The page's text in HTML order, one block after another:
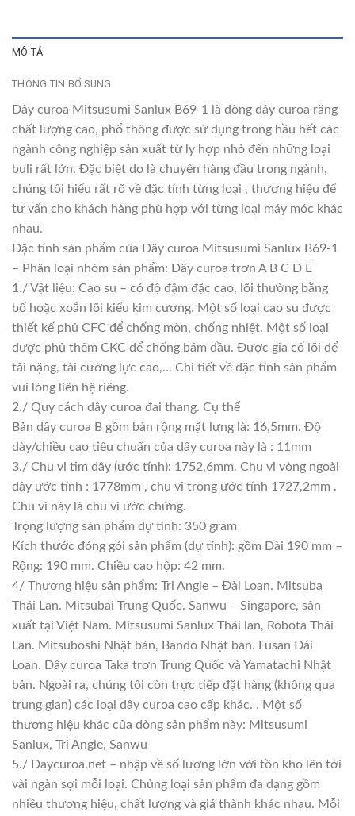
MÔ TẢ
THÔNG TIN BỔ SUNG
Dây curoa Mitsusumi Sanlux B69-1 là dòng dây curoa răng
chất lượng cao, phổ thông được sử dụng trong hầu hết các
ngành công nghiệp sản xuất từ ly hợp nhỏ đến những loại
buli rất lớn. Đặc biệt do là chuyên hàng đầu trong ngành,
chúng tôi hiểu rất rõ về đặc tính từng loại , thương hiệu để
tư vấn cho khách hàng phù hợp với từng loại máy móc khác
nhau.
Đặc tính sản phẩm của Dây curoa Mitsusumi Sanlux B69-1
– Phân loại nhóm sản phẩm: Dây curoa trơn A B C D E
1./ Vật liệu: Cao su – có độ đậm đặc cao, lõi thường bằng
bố hoặc xoắn lõi kiểu kim cương. Một số loại cao su được
thiết kế phủ CFC để chống mòn, chống nhiệt. Một số loại
được phủ thêm CKC để chống bám dầu. Được gia cố lõi để
tải nặng, tải cường lực cao,… Chi tiết về đặc tính sản phẩm
vui lòng liên hệ riêng.
2./ Quy cách dây curoa đai thang. Cụ thể
Bản dây curoa B gồm bản rộng mặt lưng là: 16,5mm. Độ
dày/chiều cao tiêu chuẩn của dây curoa này là : 11mm
3./ Chu vi tim dây (ước tính): 1752,6mm. Chu vi vòng ngoài
dây ước tính : 1778mm , chu vi trong ước tính 1727,2mm .
Chu vi này là chu vi ước chừng.
Trọng lượng sản phẩm dự tính: 350 gram
Kích thước đóng gói sản phẩm (dự tính): gồm Dài 190 mm –
Rộng: 190 mm. Chiều cao hộp: 42 mm.
4/ Thương hiệu sản phẩm: Tri Angle – Đài Loan. Mitsuba
Thái Lan. Mitsubai Trung Quốc. Sanwu – Singapore, sản
xuất tại Việt Nam. Mitsusumi Sanlux Thái lan, Robota Thái
Lan. Mitsuboshi Nhật bản, Bando Nhật bản. Fusan Đài
Loan. Dây curoa Taka trơn Trung Quốc và Yamatachi Nhật
bản. Ngoài ra, chúng tôi còn trực tiếp đặt hàng (không qua
trung gian) các loại dây curoa cao cấp khác. . Một số
thương hiệu khác của dòng sản phẩm này: Mitsusumi
Sanlux, Tri Angle, Sanwu
5./ Daycuroa.net – nhập về số lượng lớn với tồn kho lên tới
vài ngàn sợi mỗi loại. Chủng loại sản phẩm đa dạng gồm
nhiều thương hiệu, chất lượng và giá thành khác nhau. Mỗi